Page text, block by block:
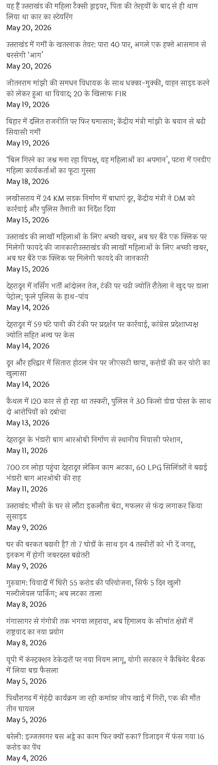
यह हैं उत्तराखंड की महिला टैक्सी ड्राइवर, पिता की तेरहवीं के बाद से ही थाम
लिया था कार का स्टेयरिंग
May 20, 2026
उत्तराखंड में गर्मी के खतरनाक तेवर: पारा 40 पार, अगले एक हफ्ते आसमान से
बरसेगी ‘आग’
May 20, 2026
जीतनराम मांझी की समधन विधायक के साथ धक्का-मुक्की, वाहन साइड करने
को लेकर हुआ था विवाद; 20 के खिलाफ FIR
May 19, 2026
बिहार में दलित राजनीति पर फिर घमासान; केंद्रीय मंत्री मांझी के बयान से बढ़ी
सियासी गर्मी
May 19, 2026
‘बिल गिरने का जश्न मना रहा विपक्ष, यह महिलाओं का अपमान’, पटना में एनडीए
महिला कार्यकर्ताओं का फूटा गुस्सा
May 18, 2026
लखीसराय में 24 KM सड़क निर्माण में बाधाएं दूर, केंद्रीय मंत्री ने DM को
कार्रवाई और पुलिस तैनाती का निर्देश दिया
May 15, 2026
उत्तराखंड की लाखों महिलाओं के लिए अच्छी खबर, अब घर बैठे एक क्लिक पर
मिलेगी फायदे की जानकारीउत्तराखंड की लाखों महिलाओं के लिए अच्छी खबर,
अब घर बैठे एक क्लिक पर मिलेगी फायदे की जानकारी
May 15, 2026
देहरादून में नर्सिंग भर्ती आंदोलन तेज, टंकी पर चढ़ी ज्योति रौतेला ने खुद पर डाला
पेट्रोल; फूले पुलिस के हाथ-पांव
May 14, 2026
देहरादून में 59 घंटे पानी की टंकी पर प्रदर्शन पर कार्रवाई, कांग्रेस प्रदेशाध्यक्ष
ज्योति सहित अन्य पर केस
May 14, 2026
दून और हरिद्वार में सितारा होटल चेन पर जीएसटी छापा, करोड़ों की कर चोरी का
खुलासा
May 14, 2026
कैथल में i20 कार से हो रहा था तस्करी, पुलिस ने 30 किलो डोडा पोस्त के साथ
दो आरोपियों को दबोचा
May 13, 2026
देहरादून के भंडारी बाग आरओबी निर्माण से स्थानीय निवासी परेशान,
May 11, 2026
700 टन लोहा पहुंचा देहरादून लेकिन काम अटका, 60 LPG सिलिंडरों ने बढ़ाई
भंडारी बाग आरओबी की राह
May 11, 2026
उत्तराखंड: मौसी के घर से लौटा इकलौता बेटा, मफलर से फंदा लगाकर किया
सुसाइड
May 9, 2026
घर की बरकत बढ़ानी है? तो 7 घोड़ों के साथ इन 4 तस्वीरों को भी दें जगह,
इनकम में होगी जबरदस्त बढ़ोतरी
May 9, 2026
गुरुग्राम: विवादों में घिरी 55 करोड़ की परियोजना, सिर्फ 5 दिन खुली
मल्टीलेवल पार्किंग; अब लटका ताला
May 8, 2026
गंगासागर से गंगोत्री तक भगवा लहराया, अब हिमालय के सीमांत क्षेत्रों में
राष्ट्रवाद का नया प्रयोग
May 8, 2026
यूपी में कंस्ट्रक्शन ठेकेदारों पर नया नियम लागू, योगी सरकार ने कैबिनेट बैठक
में लिया बड़ा फैसला
May 5, 2026
पिथौरागढ़ में मेहंदी कार्यक्रम जा रही कमांडर जीप खाई में गिरी, एक की मौत
तीन घायल
May 5, 2026
बरेली: इज्जतनगर बस अड्डे का काम फिर क्यों रुका? डिजाइन में फंस गया 16
करोड़ का पेंच
May 4, 2026